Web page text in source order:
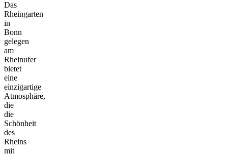
Das
Rheingarten
in
Bonn
gelegen
am
Rheinufer
bietet
eine
einzigartige
Atmosphäre,
die
die
Schönheit
des
Rheins
mit